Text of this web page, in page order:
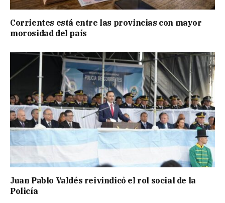
Corrientes está entre las provincias con mayor
morosidad del país
Juan Pablo Valdés reivindicó el rol social de la
Policía